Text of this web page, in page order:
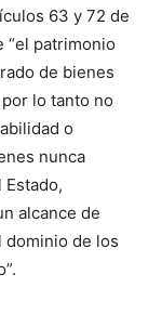
63 y 72 de
“el patrimonio
de bienes
lo tanto no
o
nunca
alcance de
de los